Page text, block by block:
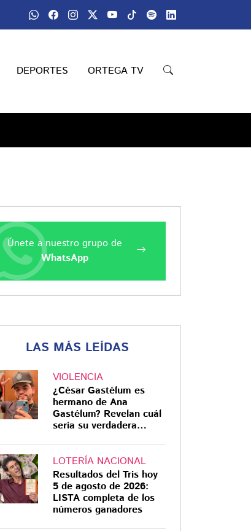
DEPORTES ORTEGA TV
Únete a nuestro grupo de
WhatsApp
LAS MÁS LEÍDAS
VIOLENCIA
¿César Gastélum es
hermano de Ana
Gastélum? Revelan cuál
sería su verdadera
LOTERÍA NACIONAL
Resultados del Tris hoy
5 de agosto de 2026:
LISTA completa de los
números ganadores